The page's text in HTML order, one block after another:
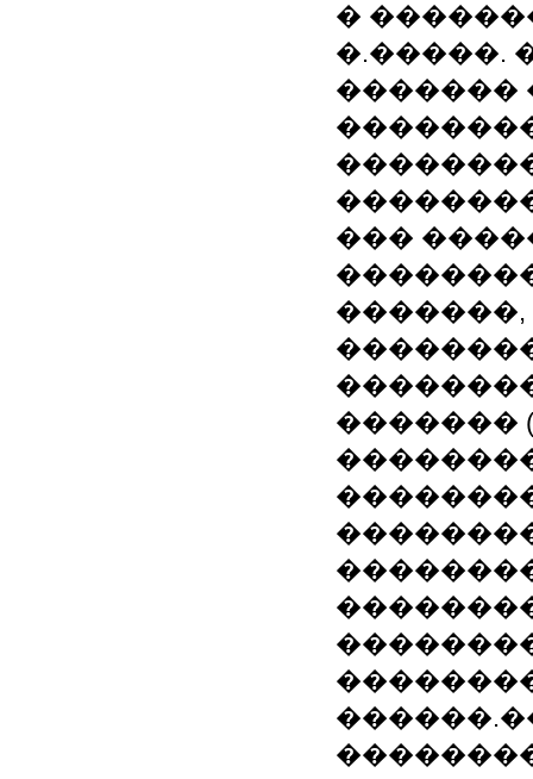
�
�.�����.
�������
���
�������